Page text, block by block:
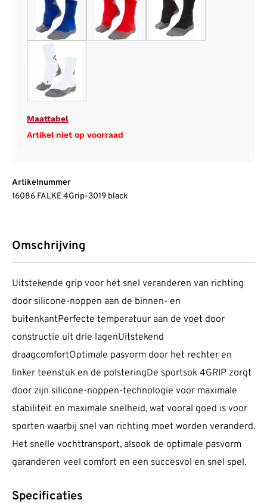
Maattabel
Artikel niet op voorraad
Artikelnummer
16086 FALKE 4Grip-3019 black
Omschrijving
Uitstekende grip voor het snel veranderen van richting
door silicone-noppen aan de binnen- en
buitenkantPerfecte temperatuur aan de voet door
constructie uit drie lagenUitstekend
draagcomfortOptimale pasvorm door het rechter en
linker teenstuk en de polsteringDe sportsok 4GRIP zorgt
door zijn silicone-noppen-technologie voor maximale
stabiliteit en maximale snelheid, wat vooral goed is voor
sporten waarbij snel van richting moet worden veranderd.
Het snelle vochttransport, alsook de optimale pasvorm
garanderen veel comfort en een succesvol en snel spel.
Specificaties